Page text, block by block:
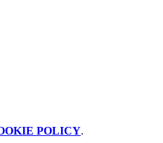
POLICY.